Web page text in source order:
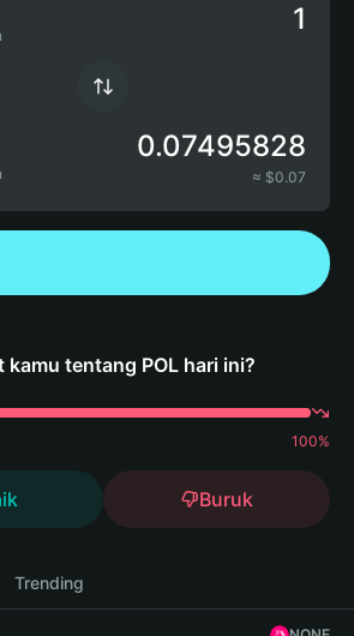
0.07495828
≈ $0.07
kamu tentang POL hari ini?
100%
Buruk
Trending